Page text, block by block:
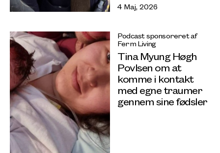
4 Maj, 2026
Podcast sponsoreret af
Ferm Living
Tina Myung Høgh
Povlsen om at
komme i kontakt
med egne traumer
gennem sine fødsler